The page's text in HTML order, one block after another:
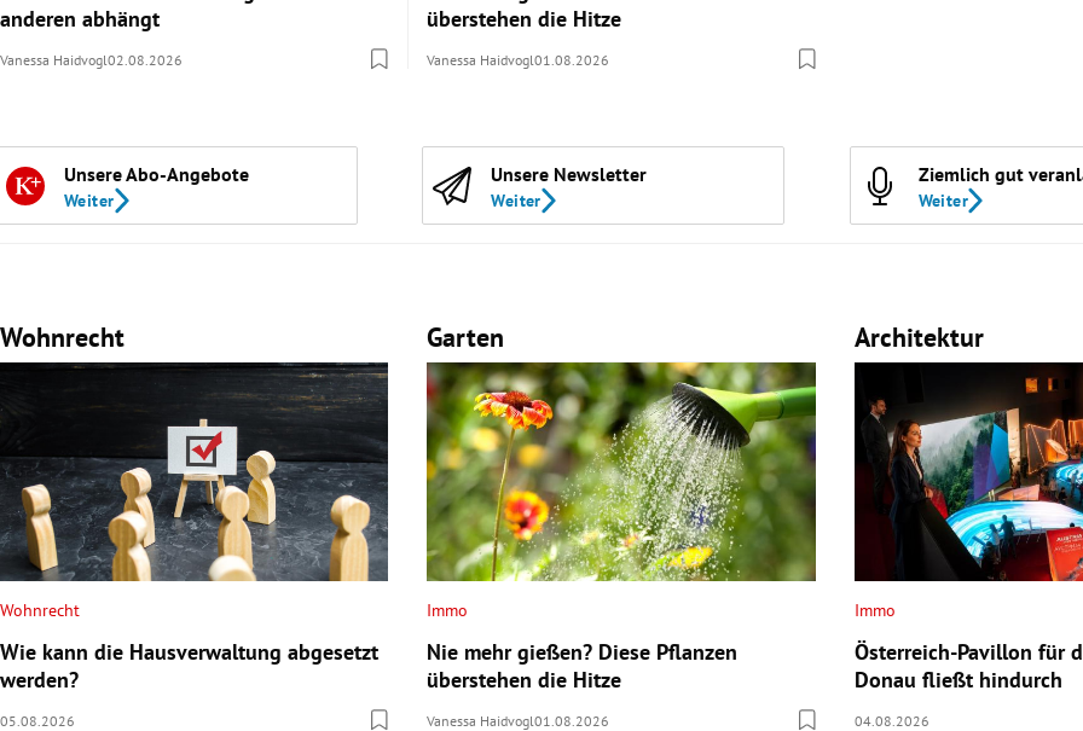
anderen abhängt
Vanessa Haidvogl02.08.2026
überstehen die Hitze
Vanessa Haidvogl01.08.2026
Unsere Abo-Angebote
Weiter
Unsere Newsletter
Weiter
Ziemlich gut
Weiter
Wohnrecht
Wohnrecht
Wie kann die Hausverwaltung abgesetzt
werden?
05.08.2026
Garten
Immo
Nie mehr gießen? Diese Pflanzen
überstehen die Hitze
Vanessa Haidvogl01.08.2026
Architektur
Immo
Österreich-Pavillon für
Donau fließt hindurch
04.08.2026